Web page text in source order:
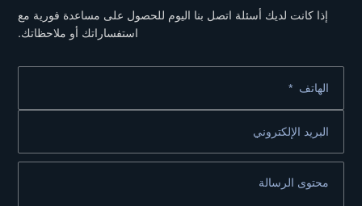
إذا كانت لديك أسئلة اتصل بنا اليوم للحصول على مساعدة فورية مع
استفساراتك أو ملاحظاتك.